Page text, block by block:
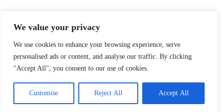
We value your privacy
We use cookies to enhance your browsing experience, serve
personalised ads or content, and analyse our traffic. By clicking
"Accept All", you consent to our use of cookies.
Customise Reject All Accept All